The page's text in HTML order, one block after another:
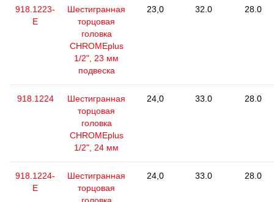
918.1223-
E
Шестигранная
торцовая
головка
CHROMEplus
1/2", 23 мм
подвеска
23,0 32.0 28.0
918.1224
Шестигранная
торцовая
головка
CHROMEplus
1/2", 24 мм
24,0 33.0 28.0
918.1224-
E
Шестигранная
торцовая
24,0 33.0 28.0